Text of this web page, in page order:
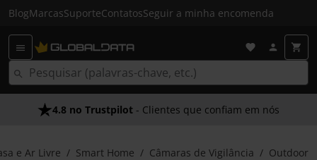
BlogMarcasSuporteContatosSeguir a minha encomenda
4.8 no Trustpilot - Clientes que confiam em nós
e Ar Livre Smart Home Câmaras de Vigilância Outdoor